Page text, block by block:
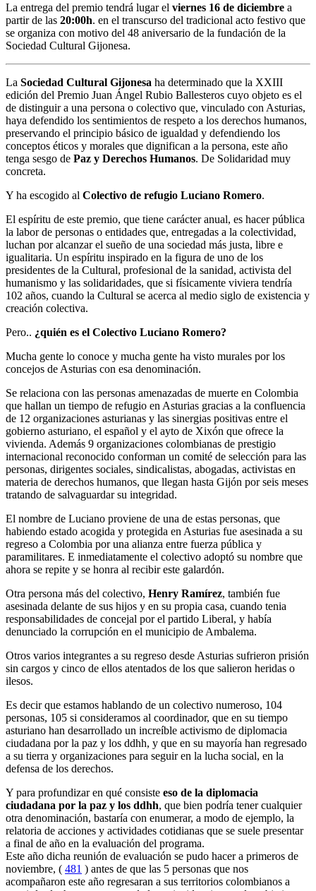
La entrega del premio tendrá lugar el viernes 16 de diciembre a
partir de las 20:00h. en el transcurso del tradicional acto festivo que
se organiza con motivo del 48 aniversario de la fundación de la
Sociedad Cultural Gijonesa.
La Sociedad Cultural Gijonesa ha determinado que la XXIII
edición del Premio Juan Ángel Rubio Ballesteros cuyo objeto es el
de distinguir a una persona o colectivo que, vinculado con Asturias,
haya defendido los sentimientos de respeto a los derechos humanos,
preservando el principio básico de igualdad y defendiendo los
conceptos éticos y morales que dignifican a la persona, este año
tenga sesgo de Paz y Derechos Humanos. De Solidaridad muy
concreta.
Y ha escogido al Colectivo de refugio Luciano Romero.
El espíritu de este premio, que tiene carácter anual, es hacer pública
la labor de personas o entidades que, entregadas a la colectividad,
luchan por alcanzar el sueño de una sociedad más justa, libre e
igualitaria. Un espíritu inspirado en la figura de uno de los
presidentes de la Cultural, profesional de la sanidad, activista del
humanismo y las solidaridades, que si físicamente viviera tendría
102 años, cuando la Cultural se acerca al medio siglo de existencia y
creación colectiva.
Pero.. ¿quién es el Colectivo Luciano Romero?
Mucha gente lo conoce y mucha gente ha visto murales por los
concejos de Asturias con esa denominación.
Se relaciona con las personas amenazadas de muerte en Colombia
que hallan un tiempo de refugio en Asturias gracias a la confluencia
de 12 organizaciones asturianas y las sinergias positivas entre el
gobierno asturiano, el español y el ayto de Xixón que ofrece la
vivienda. Además 9 organizaciones colombianas de prestigio
internacional reconocido conforman un comité de selección para las
personas, dirigentes sociales, sindicalistas, abogadas, activistas en
materia de derechos humanos, que llegan hasta Gijón por seis meses
tratando de salvaguardar su integridad.
El nombre de Luciano proviene de una de estas personas, que
habiendo estado acogida y protegida en Asturias fue asesinada a su
regreso a Colombia por una alianza entre fuerza pública y
paramilitares. E inmediatamente el colectivo adoptó su nombre que
ahora se repite y se honra al recibir este galardón.
Otra persona más del colectivo, Henry Ramírez, también fue
asesinada delante de sus hijos y en su propia casa, cuando tenia
responsabilidades de concejal por el partido Liberal, y había
denunciado la corrupción en el municipio de Ambalema.
Otros varios integrantes a su regreso desde Asturias sufrieron prisión
sin cargos y cinco de ellos atentados de los que salieron heridas o
ilesos.
Es decir que estamos hablando de un colectivo numeroso, 104
personas, 105 si consideramos al coordinador, que en su tiempo
asturiano han desarrollado un increíble activismo de diplomacia
ciudadana por la paz y los ddhh, y que en su mayoría han regresado
a su tierra y organizaciones para seguir en la lucha social, en la
defensa de los derechos.
Y para profundizar en qué consiste eso de la diplomacia
ciudadana por la paz y los ddhh, que bien podría tener cualquier
otra denominación, bastaría con enumerar, a modo de ejemplo, la
relatoria de acciones y actividades cotidianas que se suele presentar
a final de año en la evaluación del programa.
Este año dicha reunión de evaluación se pudo hacer a primeros de
noviembre, ( 481 ) antes de que las 5 personas que nos
acompañaron este año regresaran a sus territorios colombianos a